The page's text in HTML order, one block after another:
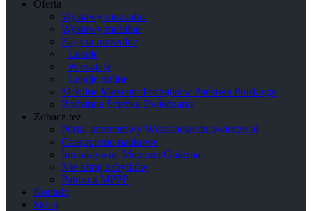
Oferta
Wystawy muzealne
Wystawy mobilne
Zajęcia muzealne
Lekcje
Warsztaty
Lekcje online
Mobilne Muzeum Początków Państwa Polskiego
Rodzinna Ścieżka Zwiedzania
Zobacz też
Portal internetowy Wczesneśredniowiecze.pl
Czasopismo naukowe
Interaktywne Muzeum Gniezna
Nie kitraj zabytków
Patronat MPPP
Kontakt
Sklep